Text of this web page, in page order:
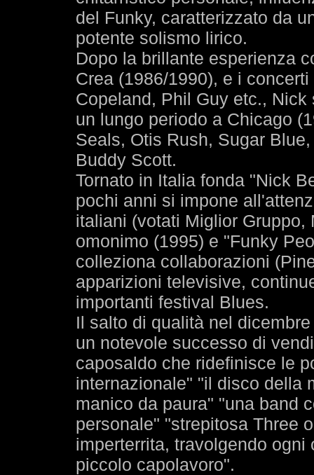
del Funky, caratterizzato da
potente solismo lirico.
Dopo la brillante esperienza
Crea (1986/1990), e i
Copeland, Phil Guy etc.,
un lungo periodo a Chicago
Seals, Otis Rush, Sugar
Buddy Scott.
Tornato in Italia fonda "Nick
pochi anni si impone
italiani (votati Miglior
omonimo (1995) e "Funky
colleziona collaborazioni
apparizioni televisive,
importanti festival Blues.
Il salto di qualità nel
un notevole successo di
caposaldo che ridefinisce le
internazionale" "il disco della
manico da paura" "una band
personale" "strepitosa Three
imperterrita, travolgendo
piccolo capolavoro".